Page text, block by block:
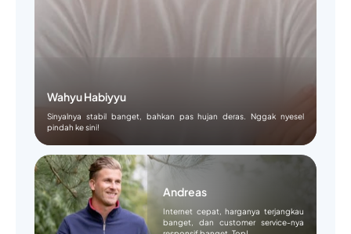
Wahyu Habiyyu
Sinyalnya stabil banget, bahkan pas hujan deras. Nggak nyesel
pindah ke sini!
Andreas
Internet cepat, harganya terjangkau
banget, dan customer service-nya